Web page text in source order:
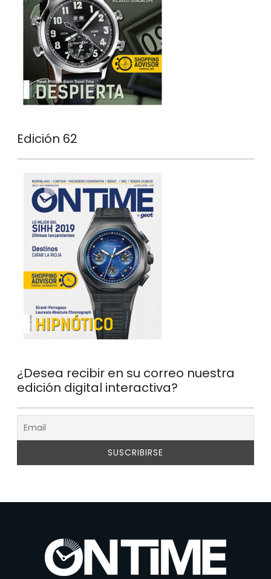
Edición 62
¿Desea recibir en su correo nuestra
edición digital interactiva?